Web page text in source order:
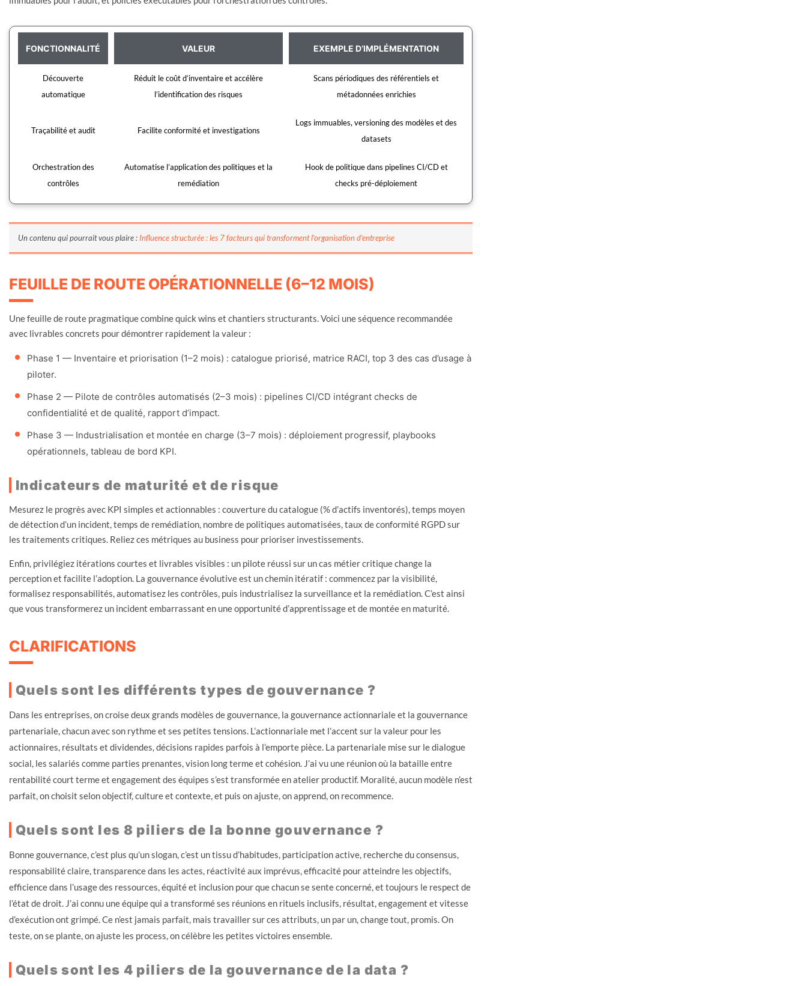
FONCTIONNALITÉ VALEUR EXEMPLE D’IMPLÉMENTATION
Découverte
automatique
Réduit le coût d’inventaire et accélère
l’identification des risques
Scans périodiques des référentiels et
métadonnées enrichies
Traçabilité et audit Facilite conformité et investigations
Logs immuables, versioning des modèles et des
datasets
Orchestration des
contrôles
Automatise l’application des politiques et la
remédiation
Hook de politique dans pipelines CI/CD et
checks pré-déploiement
Un contenu qui pourrait vous plaire : Influence structurée : les 7 facteurs qui transforment l’organisation d’entreprise
FEUILLE DE ROUTE OPÉRATIONNELLE (6–12 MOIS)
Une feuille de route pragmatique combine quick wins et chantiers structurants. Voici une séquence recommandée
avec livrables concrets pour démontrer rapidement la valeur :
Phase 1 — Inventaire et priorisation (1–2 mois) : catalogue priorisé, matrice RACI, top 3 des cas d’usage à
piloter.
Phase 2 — Pilote de contrôles automatisés (2–3 mois) : pipelines CI/CD intégrant checks de
confidentialité et de qualité, rapport d’impact.
Phase 3 — Industrialisation et montée en charge (3–7 mois) : déploiement progressif, playbooks
opérationnels, tableau de bord KPI.
Indicateurs de maturité et de risque
Mesurez le progrès avec KPI simples et actionnables : couverture du catalogue (% d’actifs inventorés), temps moyen
de détection d’un incident, temps de remédiation, nombre de politiques automatisées, taux de conformité RGPD sur
les traitements critiques. Reliez ces métriques au business pour prioriser investissements.
Enfin, privilégiez itérations courtes et livrables visibles : un pilote réussi sur un cas métier critique change la
perception et facilite l’adoption. La gouvernance évolutive est un chemin itératif : commencez par la visibilité,
formalisez responsabilités, automatisez les contrôles, puis industrialisez la surveillance et la remédiation. C’est ainsi
que vous transformerez un incident embarrassant en une opportunité d’apprentissage et de montée en maturité.
CLARIFICATIONS
Quels sont les différents types de gouvernance ?
Dans les entreprises, on croise deux grands modèles de gouvernance, la gouvernance actionnariale et la gouvernance
partenariale, chacun avec son rythme et ses petites tensions. L’actionnariale met l’accent sur la valeur pour les
actionnaires, résultats et dividendes, décisions rapides parfois à l’emporte pièce. La partenariale mise sur le dialogue
social, les salariés comme parties prenantes, vision long terme et cohésion. J’ai vu une réunion où la bataille entre
rentabilité court terme et engagement des équipes s’est transformée en atelier productif. Moralité, aucun modèle n’est
parfait, on choisit selon objectif, culture et contexte, et puis on ajuste, on apprend, on recommence.
Quels sont les 8 piliers de la bonne gouvernance ?
Bonne gouvernance, c’est plus qu’un slogan, c’est un tissu d’habitudes, participation active, recherche du consensus,
responsabilité claire, transparence dans les actes, réactivité aux imprévus, efficacité pour atteindre les objectifs,
efficience dans l’usage des ressources, équité et inclusion pour que chacun se sente concerné, et toujours le respect de
l’état de droit. J’ai connu une équipe qui a transformé ses réunions en rituels inclusifs, résultat, engagement et vitesse
d’exécution ont grimpé. Ce n’est jamais parfait, mais travailler sur ces attributs, un par un, change tout, promis. On
teste, on se plante, on ajuste les process, on célèbre les petites victoires ensemble.
Quels sont les 4 piliers de la gouvernance de la data ?